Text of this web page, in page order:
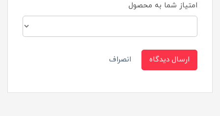
امتیاز شما به محصول
ارسال دیدگاه انصراف